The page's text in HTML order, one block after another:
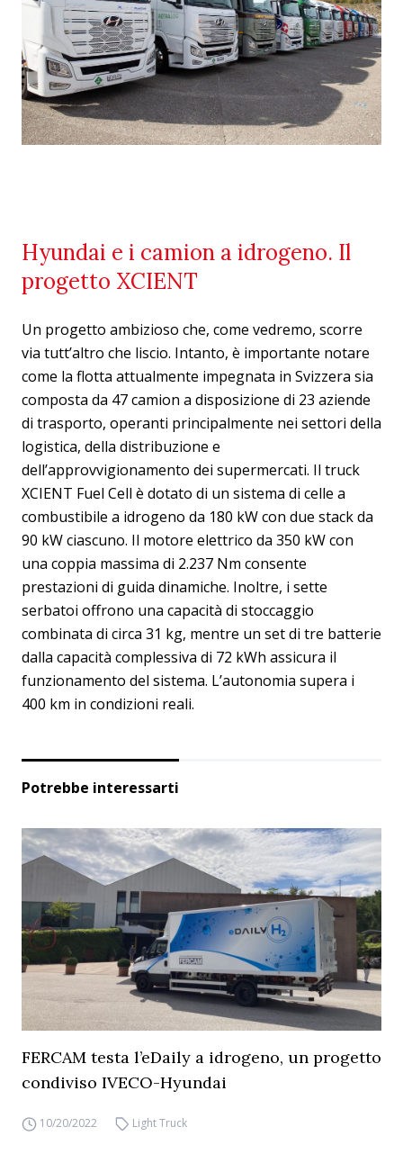
Hyundai e i camion a idrogeno. Il
progetto XCIENT
Un progetto ambizioso che, come vedremo, scorre
via tutt’altro che liscio. Intanto, è importante notare
come la flotta attualmente impegnata in Svizzera sia
composta da 47 camion a disposizione di 23 aziende
di trasporto, operanti principalmente nei settori della
logistica, della distribuzione e
dell’approvvigionamento dei supermercati. Il truck
XCIENT Fuel Cell è dotato di un sistema di celle a
combustibile a idrogeno da 180 kW con due stack da
90 kW ciascuno. Il motore elettrico da 350 kW con
una coppia massima di 2.237 Nm consente
prestazioni di guida dinamiche. Inoltre, i sette
serbatoi offrono una capacità di stoccaggio
combinata di circa 31 kg, mentre un set di tre batterie
dalla capacità complessiva di 72 kWh assicura il
funzionamento del sistema. L’autonomia supera i
400 km in condizioni reali.
Potrebbe interessarti
FERCAM testa l’eDaily a idrogeno, un progetto
condiviso IVECO-Hyundai
10/20/2022 Light Truck